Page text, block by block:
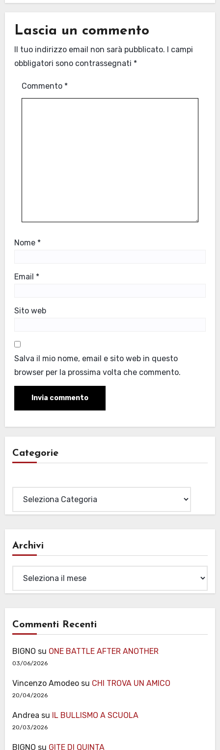
Lascia un commento
Il tuo indirizzo email non sarà pubblicato.
I campi
obbligatori sono contrassegnati *
Commento *
Nome *
Email *
Sito web
Salva il mio nome, email e sito web in questo
browser per la prossima volta che commento.
Categorie
Archivi
Commenti Recenti
BIGNO su ONE BATTLE AFTER ANOTHER
03/06/2026
Vincenzo Amodeosu CHI TROVA UN AMICO
20/04/2026
Andrea su IL BULLISMO A SCUOLA
20/03/2026
BIGNO su GITE DI QUINTA